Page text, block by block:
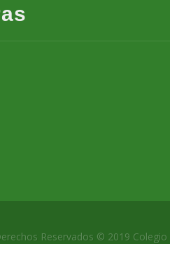
Reservados © 2019